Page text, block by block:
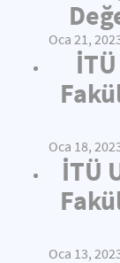
Oca 21,
Oca 18,
İTÜ
Oca 13,